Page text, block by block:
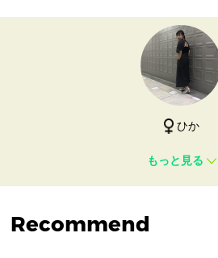
ひか
もっと見る
Recommend